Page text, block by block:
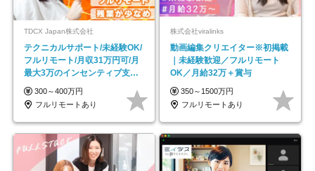
TDCX Japan株式会社
テクニカルサポート/未経験OK/
フルリモート/月収31万円可/月
最大3万のインセンティブ支給/
平均年齢33歳
300～400万円
フルリモートあり
株式会社viralinks
動画編集クリエイター※初掲載
｜未経験歓迎／フルリモート
OK／月給32万＋賞与
350～1500万円
フルリモートあり